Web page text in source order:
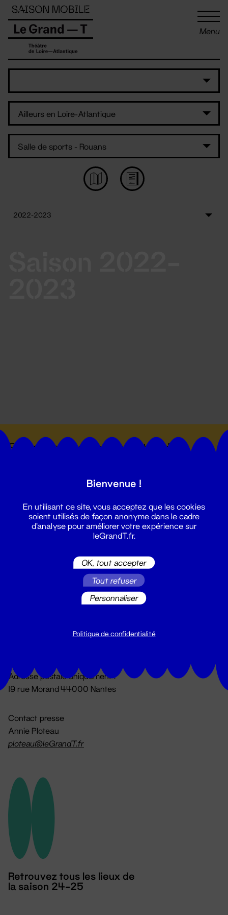
Menu
Suivez toutes les actualités du
Du lundi au vendredi 14h → 18h
Adresse postale uniquement :
19 rue Morand 44000 Nantes
Contact presse
Annie Ploteau
ploteau@leGrandT.fr
Retrouvez tous les lieux de
la saison 24-25
Panneau de gestion des cookies
Bienvenue !
En utilisant ce site, vous acceptez que les cookies
soient utilisés de façon anonyme dans le cadre
d'analyse pour améliorer votre expérience sur
leGrandT.fr.
OK, tout accepter
Tout refuser
Personnaliser
Politique de confidentialité